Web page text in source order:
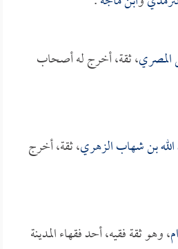
المصري، ثقة، أخرج له أصحاب
بن شهاب الزهري، ثقة، أخرج
، وهو ثقة فقيه، أحد فقهاء المدينة